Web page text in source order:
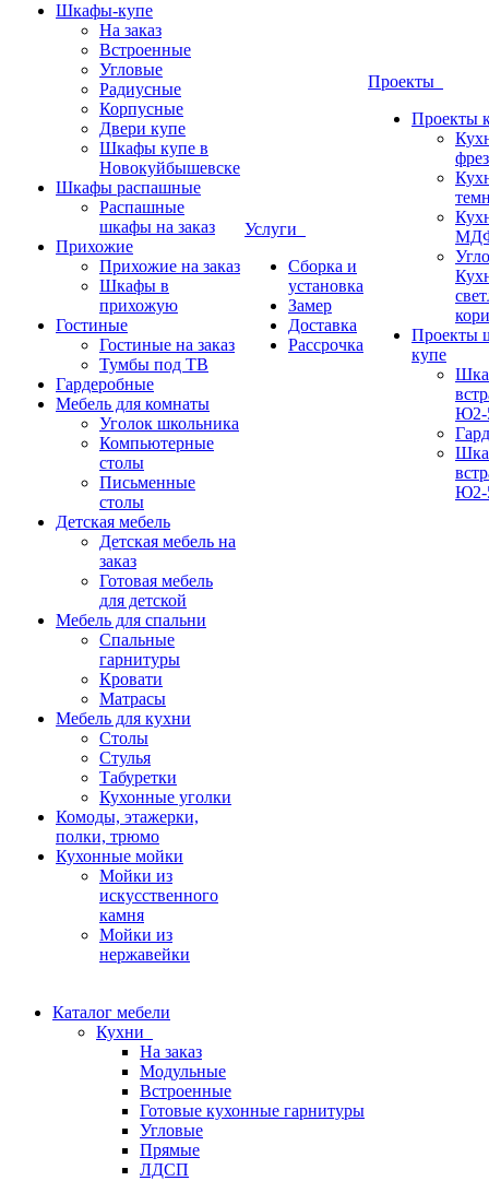
Шкафы-купе
На заказ
Встроенные
Угловые
Радиусные
Корпусные
Двери купе
Шкафы купе в
Новокуйбышевске
Шкафы распашные
Распашные
шкафы на заказ
Прихожие
Прихожие на заказ
Шкафы в
прихожую
Гостиные
Гостиные на заказ
Тумбы под ТВ
Гардеробные
Мебель для комнаты
Уголок школьника
Компьютерные
столы
Письменные
столы
Детская мебель
Детская мебель на
заказ
Готовая мебель
для детской
Мебель для спальни
Спальные
гарнитуры
Кровати
Матрасы
Мебель для кухни
Столы
Стулья
Табуретки
Кухонные уголки
Комоды, этажерки,
полки, трюмо
Кухонные мойки
Мойки из
искусственного
камня
Мойки из
нержавейки
Услуги
Сборка и
установка
Замер
Доставка
Рассрочка
Проекты
Проекты
МДФ
Проекты
купе
Ю2-
Ю2-
Каталог мебели
Кухни
На заказ
Модульные
Встроенные
Готовые кухонные гарнитуры
Угловые
Прямые
ЛДСП